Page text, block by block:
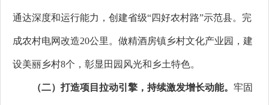
通达深度和运行能力，创建省级“四好农村路”示范县。完
成农村电网改造20公里。做精酒房镇乡村文化产业园，建
设美丽乡村8个，彰显田园风光和乡土特色。
（二）打造项目拉动引擎，持续激发增长动能。 牢固